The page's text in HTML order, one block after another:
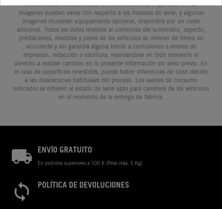
Determinadas características de los vehículos que aparecen en las
imágenes pueden variar con respecto a los modelos de serie, y algunas
imágenes muestran equipamiento opcional, disponible por un coste
adicional. Todos los datos relativos al contenido del suministro, aspecto,
prestaciones, medidas y pesos de los vehículos se ofrecen de forma no
vinculante y sin garantía alguna frente a confusiones o errores de
impresión, redacción o escritura; reservándose en todo momento el
derecho a realizar cambios en la presente información sin aviso previo. En
el caso de superficies revestidas, puede haber diferencias de color debido
a las desviaciones habituales del proceso. Los valores de consumo
indicados se refieren al estado de serie apto para carretera de los vehículos
en el momento de la entrega de fábrica.
ENVÍO GRATUITO
En pedidos superiores a 100 € (Peso máx. 5 Kg)
POLÍTICA DE DEVOLUCIONES